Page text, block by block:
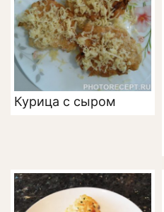
Курица с сыром